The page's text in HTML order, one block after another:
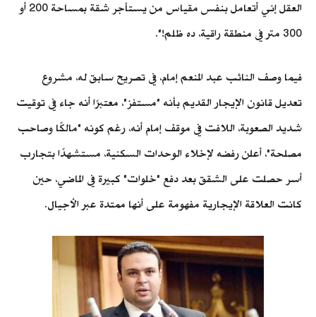
العقل إني أتعامل بنفس مقياس من يستأجر شقة بمساحة 200 أو
300 متر في منطقة راقية، ده ظلم!".
فيما وصف النائب عبد المنعم إمام، في تصريح سابق له، مشروع
تعديل قانون الإيجار القديم بأنه "مستفز"، معتبرًا أنه جاء في توقيت
شديد الصعوبة، اللافت في موقف إمام أنه، رغم كونه "مالكًا وصاحب
مصلحة"، أعلن رفضه لإخلاء الوحدات السكنية، مستشهدًا بتجارب
أسر حصلت على الشقق بعد دفع "خلوات" كبيرة في الماضي، حين
كانت العلاقة الإيجارية مفهومة على أنها ممتدة عبر الأجيال.